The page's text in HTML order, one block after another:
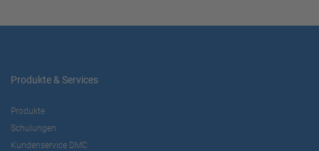
Produkte & Services
Produkte
Schulungen
Kundenservice DMC